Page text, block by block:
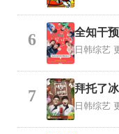
6 全知干
日韩综艺
7 拜托了
日韩综艺